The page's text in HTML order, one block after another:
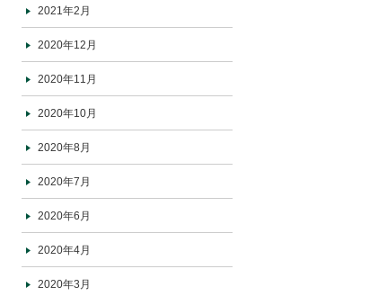
2021年2月
2020年12月
2020年11月
2020年10月
2020年8月
2020年7月
2020年6月
2020年4月
2020年3月